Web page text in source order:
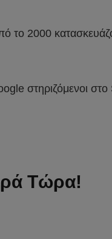
το 2000
στηριζόμενοι
Τώρα!